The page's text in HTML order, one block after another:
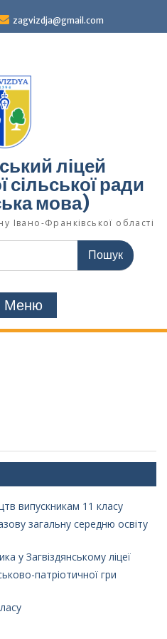
zagvizdja@gmail.com
ліцей
сільської ради
мова)
Івано-Франківської області
Меню
випускникам 11 класу
загальну середню освіту
у Загвіздянському ліцеї
патріотичної гри